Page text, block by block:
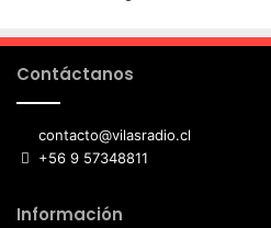
Contáctanos
contacto@vilasradio.cl
+56 9 57348811
Información